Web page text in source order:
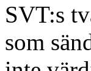
SVT:s
som